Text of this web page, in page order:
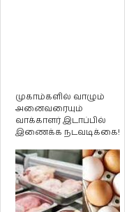
முகாம்களில் வாழும்
அனைவரையும்
வாக்காளர் இடாப்பில்
இணைக்க நடவடிக்கை!